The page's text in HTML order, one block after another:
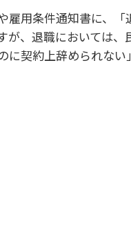
雇用条件通知書に、
が、退職においては、
に契約上辞められな